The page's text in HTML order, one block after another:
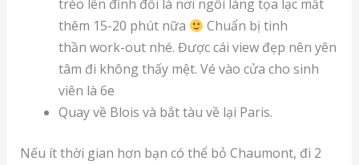
trèo lên đỉnh đồi là nơi ngôi làng tọa lạc mất
thêm 15-20 phút nữa
Chuẩn bị tinh
thần work-out nhé. Được cái view đẹp nên yên
tâm đi không thấy mệt. Vé vào cửa cho sinh
viên là 6e
Quay về Blois và bắt tàu về lại Paris.
Nếu ít thời gian hơn bạn có thể bỏ Chaumont, đi 2